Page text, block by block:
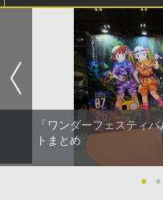
「ワンダーフェスティ
トまとめ
● ●